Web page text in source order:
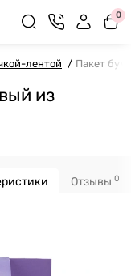
0
лентой Пакет
из
Отзывы 0